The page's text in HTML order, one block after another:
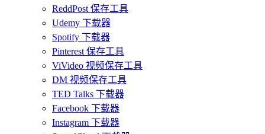
ReddPost 保存工具
Udemy 下载器
Spotify 下载器
Pinterest 保存工具
ViVideo 视频保存工具
DM 视频保存工具
TED Talks 下载器
Facebook 下载器
Instagram 下载器